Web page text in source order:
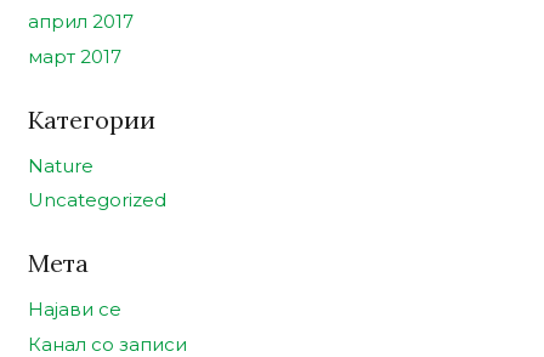
април 2017
март 2017
Категории
Nature
Uncategorized
Мета
Најави се
Канал со записи